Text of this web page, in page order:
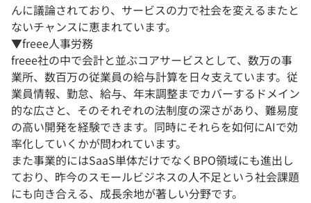
んに議論されており、サービスの力で社会を変えるまたと
ないチャンスに恵まれています。
▼freee人事労務
freee社の中で会計と並ぶコアサービスとして、数万の事
業所、数百万の従業員の給与計算を日々支えています。従
業員情報、勤怠、給与、年末調整までカバーするドメイン
的な広さと、そのそれぞれの法制度の深さがあり、難易度
の高い開発を経験できます。同時にそれらを如何にAIで効
率化していくかが問われています。
また事業的にはSaaS単体だけでなくBPO領域にも進出し
ており、昨今のスモールビジネスの人不足という社会課題
にも向き合える、成長余地が著しい分野です。